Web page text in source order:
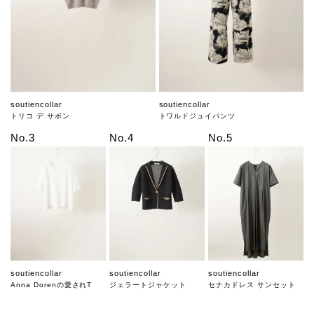
soutiencollar
トリコ デ サボン
soutiencollar
トワルドジュイパンツ
No.3
soutiencollar
Anna Dorenの愛されT
No.4
soutiencollar
ジェラートジャケット
No.5
soutiencollar
セナカドレス サンセット